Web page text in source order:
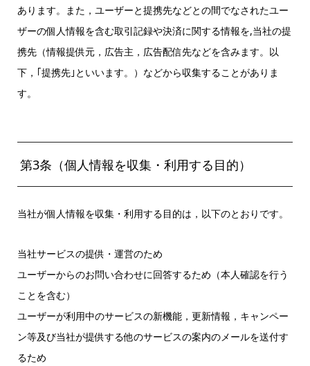
あります。また，ユーザーと提携先などとの間でなされたユー
ザーの個人情報を含む取引記録や決済に関する情報を,当社の提
携先（情報提供元，広告主，広告配信先などを含みます。以
下，｢提携先｣といいます。）などから収集することがありま
す。
第3条（個人情報を収集・利用する目的）
当社が個人情報を収集・利用する目的は，以下のとおりです。
当社サービスの提供・運営のため
ユーザーからのお問い合わせに回答するため（本人確認を行う
ことを含む）
ユーザーが利用中のサービスの新機能，更新情報，キャンペー
ン等及び当社が提供する他のサービスの案内のメールを送付す
るため